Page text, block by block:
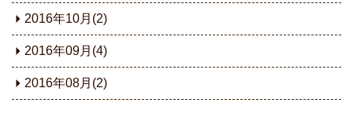
2016年10月(2)
2016年09月(4)
2016年08月(2)